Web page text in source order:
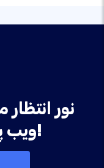
نور
ویب پاڼه جوړه کړئ!